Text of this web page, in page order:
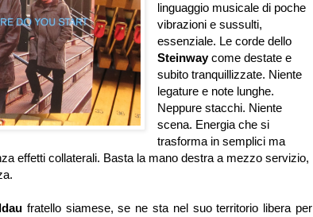
linguaggio musicale di poche
vibrazioni e sussulti,
essenziale. Le corde dello
Steinwaycome destate e
subito tranquillizzate. Niente
legature e note lunghe.
Neppure stacchi. Niente
scena. Energia che si
trasforma in semplici ma
effetti collaterali. Basta la mano destra a mezzo servizio,
fratello siamese, se ne sta nel suo territorio libera per